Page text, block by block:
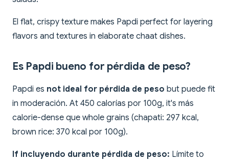
El flat, crispy texture makes Papdi perfect for layering
flavors and textures in elaborate chaat dishes.
Es Papdi bueno for pérdida de peso?
Papdi es not ideal for pérdida de peso but puede fit
in moderación. At 450 calorías por 100g, it's más
calorie-dense que whole grains (chapati: 297 kcal,
brown rice: 370 kcal por 100g).
If incluyendo durante pérdida de peso: Límite to